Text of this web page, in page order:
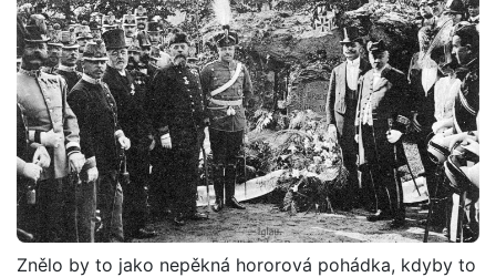
Znělo by to jako nepěkná hororová pohádka, kdyby to